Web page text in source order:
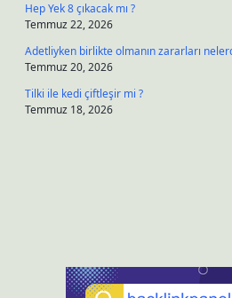
Hep Yek 8 çıkacak mı ?
Temmuz 22, 2026
Adetliyken birlikte olmanın zararları
Temmuz 20, 2026
Tilki ile kedi çiftleşir mi ?
Temmuz 18, 2026